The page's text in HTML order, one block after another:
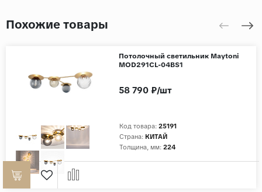
Похожие товары
Потолочный светильник Maytoni
MOD291CL-04BS1
Код товара: 25191
Страна: КИТАЙ
Толщина, мм: 224
58 790 ₽/шт